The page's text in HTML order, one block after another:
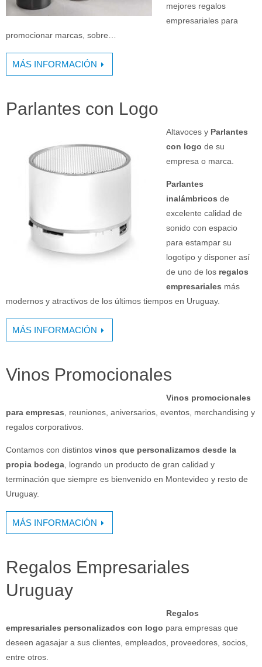
mejores regalos
empresariales para
promocionar marcas, sobre…
MÁS INFORMACIÓN
Parlantes con Logo
Altavoces y Parlantes
con logo de su
empresa o marca.
Parlantes
inalámbricos de
excelente calidad de
sonido con espacio
para estampar su
logotipo y disponer así
de uno de los regalos
empresariales más
modernos y atractivos de los últimos tiempos en Uruguay.
MÁS INFORMACIÓN
Vinos Promocionales
Vinos promocionales
para empresas , reuniones, aniversarios, eventos, merchandising y
regalos corporativos.
Contamos con distintos vinos que personalizamos desde la
propia bodega , logrando un producto de gran calidad y
terminación que siempre es bienvenido en Montevideo y resto de
Uruguay.
MÁS INFORMACIÓN
Regalos Empresariales
Uruguay
Regalos
empresariales personalizados con logo para empresas que
deseen agasajar a sus clientes, empleados, proveedores, socios,
entre otros.